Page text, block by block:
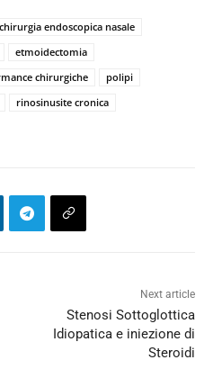
chirurgia endoscopica nasale
etmoidectomia
chirurgiche
polipi
rinosinusite cronica
Next article
Stenosi Sottoglottica
Idiopatica e iniezione di
Steroidi